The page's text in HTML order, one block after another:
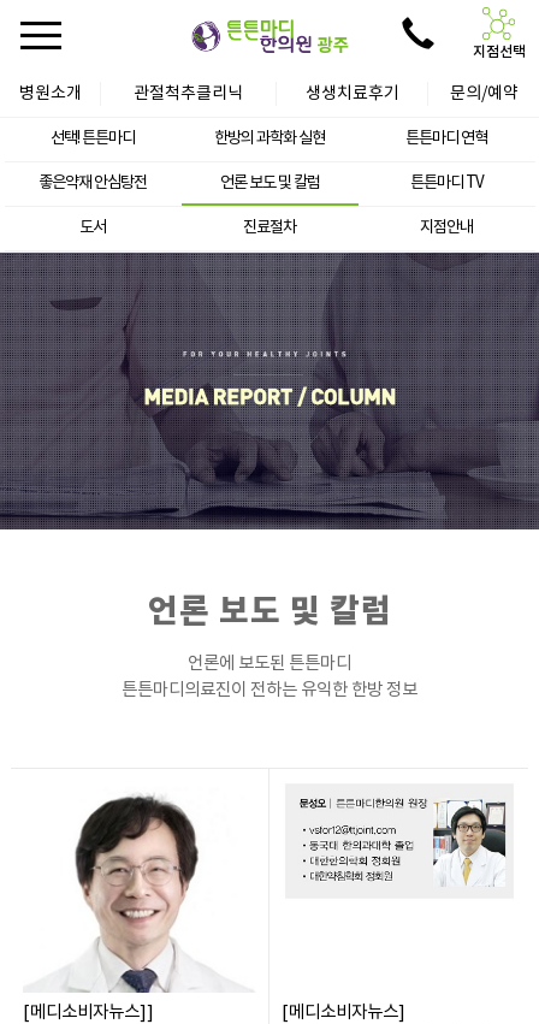
지점선택
병원소개 관절척추클리닉 생생치료후기 문의/예약
선택! 튼튼마디 한방의 과학화 실현 튼튼마디 연혁
좋은약재 안심탕전 언론 보도 및 칼럼 튼튼마디 TV
도서 진료절차 지점안내
언론 보도 및 칼럼
언론에 보도된 튼튼마디
튼튼마디의료진이 전하는 유익한 한방 정보
[메디소비자뉴스]]
[메디소비자뉴스]